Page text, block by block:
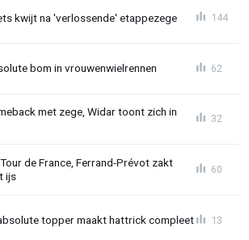
kwijt na 'verlossende' etappezege 144
bom in vrouwenwielrennen 62
met zege, Widar toont zich in
32
de France, Ferrand-Prévot zakt
ijs
60
topper maakt hattrick compleet 13